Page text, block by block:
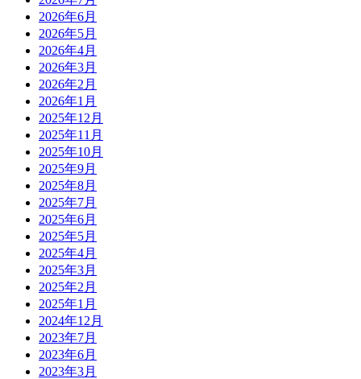
2026年6月
2026年5月
2026年4月
2026年3月
2026年2月
2026年1月
2025年12月
2025年11月
2025年10月
2025年9月
2025年8月
2025年7月
2025年6月
2025年5月
2025年4月
2025年3月
2025年2月
2025年1月
2024年12月
2023年7月
2023年6月
2023年3月